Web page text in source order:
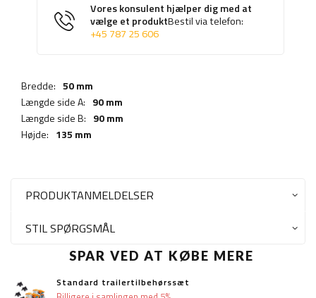
Vores konsulent hjælper dig med at
vælge et produktBestil via telefon:
+45 787 25 606
Bredde: 50 mm
Længde side A: 90 mm
Længde side B: 90 mm
Højde: 135 mm
PRODUKTANMELDELSER
STIL SPØRGSMÅL
SPAR VED AT KØBE MERE
Standard trailertilbehørssæt